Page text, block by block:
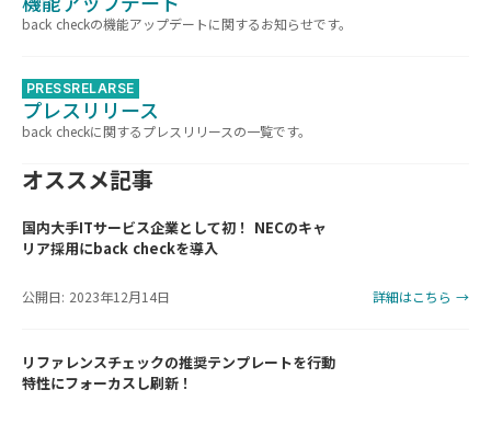
back checkの機能アップデートに関するお知らせです。
PRESSRELARSE
プレスリリース
back checkに関するプレスリリースの一覧です。
オススメ記事
国内大手ITサービス企業として初！ NECのキャ
リア採用にback checkを導入
公開日: 2023年12月14日 詳細はこちら →
リファレンスチェックの推奨テンプレートを行動
特性にフォーカスし刷新！